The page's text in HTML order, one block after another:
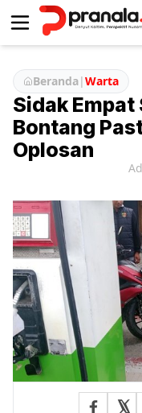
Beranda|Warta
Sidak Empat
Bontang
Oplosan